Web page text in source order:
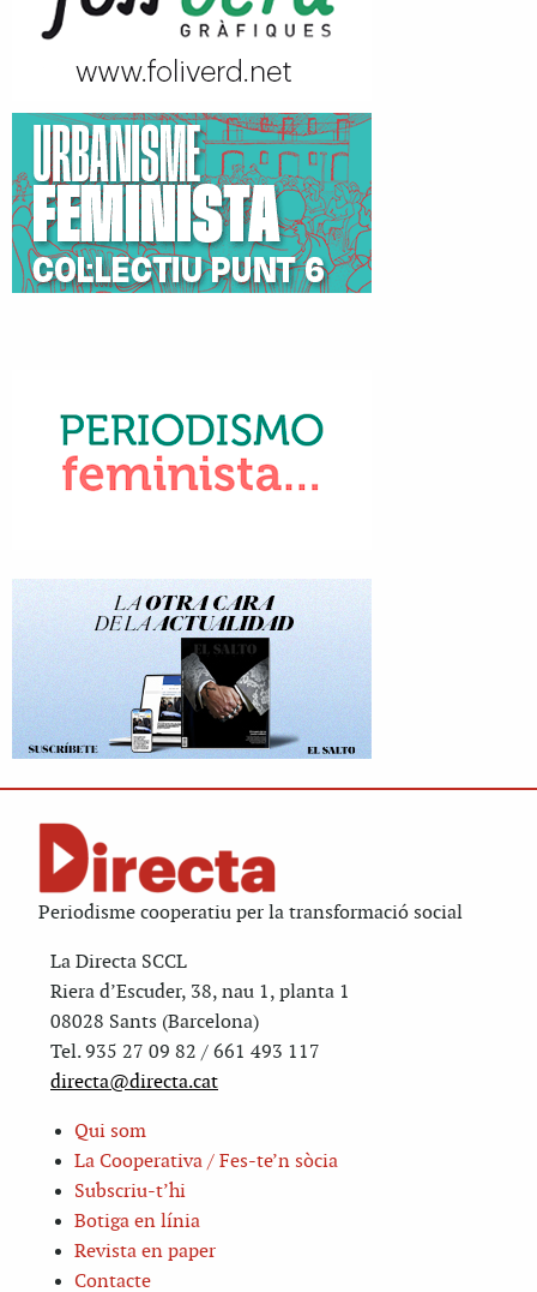
Periodisme cooperatiu per la transformació social
La Directa SCCL
Riera d’Escuder, 38, nau 1, planta 1
08028 Sants (Barcelona)
Tel. 935 27 09 82 / 661 493 117
directa@directa.cat
Qui som
La Cooperativa / Fes-te’n sòcia
Subscriu-t’hi
Botiga en línia
Revista en paper
Contacte